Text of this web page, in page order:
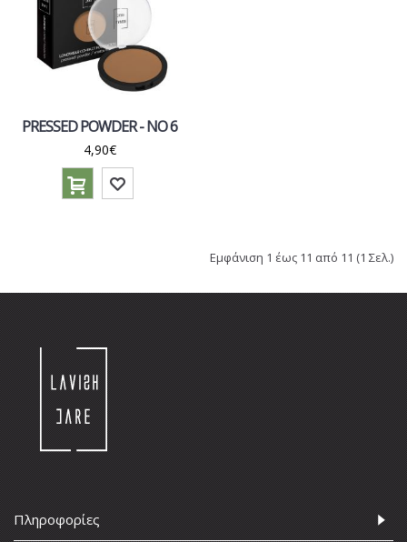
PRESSED POWDER - NO 6
4,90€
Εμφάνιση 1 έως 11 από 11 (1 Σελ.)
Πληροφορίες